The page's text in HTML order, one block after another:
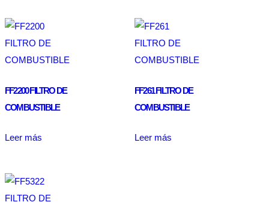
FF2200 FILTRO DE
COMBUSTIBLE
Leer más
FF261 FILTRO DE
COMBUSTIBLE
Leer más